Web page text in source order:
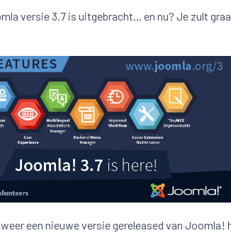
versie 3.7 is uitgebracht... en nu? Je zult
weer een nieuwe versie gereleased van